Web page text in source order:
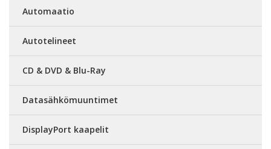
Automaatio
Autotelineet
CD & DVD & Blu-Ray
Datasähkömuuntimet
DisplayPort kaapelit